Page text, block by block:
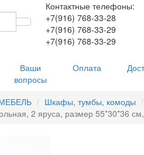
Контактные телефоны:
+7(916) 768-33-28
+7(916) 768-33-29
+7(916) 768-33-29
Ваши
вопросы
Оплата
Шкафы, тумбы, комоды
2 яруса, размер 55*30*36